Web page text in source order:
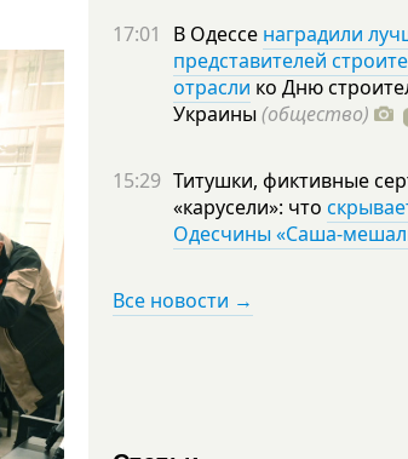
17:01 В Одессе наградили
представителей
отрасли ко Дню
Украины (общество)
15:29 Титушки, фиктивные
«карусели»: что
Одесчины «Саша-
Все новости →